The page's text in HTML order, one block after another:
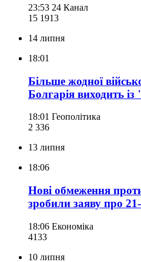
23:53 24 Канал
15 1913
14 липня
18:01
Більше жодної
Болгарія виходить із
18:01 Геополітика
2 336
13 липня
18:06
Нові обмеження
зробили заяву про
18:06 Економіка
4133
10 липня